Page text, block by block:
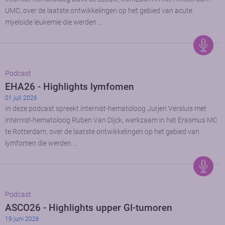
UMC, over de laatste ontwikkelingen op het gebied van acute
myeloïde leukemie die werden …
Podcast
EHA26 - Highlights lymfomen
01 juli 2026
In deze podcast spreekt internist-hematoloog Jurjen Versluis met
internist-hematoloog Ruben Van Dijck, werkzaam in het Erasmus MC
te Rotterdam, over de laatste ontwikkelingen op het gebied van
lymfomen die werden …
Podcast
ASCO26 - Highlights upper GI-tumoren
19 juni 2026